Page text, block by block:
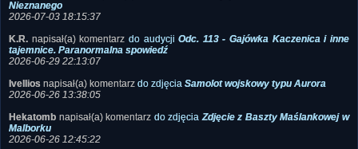
Nieznanego
2026-07-03 18:15:37
K.R. napisał(a) komentarz do audycjiOdc. 113 - Gajówka Kaczenica i inne
tajemnice. Paranormalna spowiedź
2026-06-29 22:13:07
Ivellios napisał(a) komentarz do zdjęcia Samolot wojskowy typu Aurora
2026-06-26 13:38:05
Hekatomb napisał(a) komentarz do zdjęciaZdjęcie z Baszty Maślankowej w
Malborku
2026-06-26 12:45:22